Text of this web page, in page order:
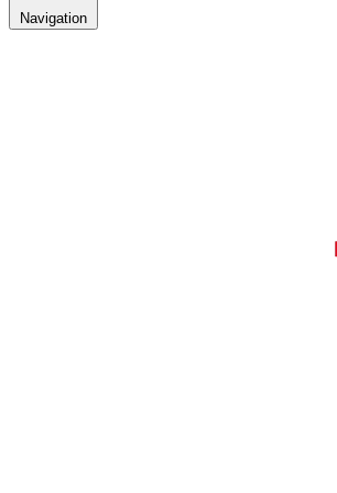
Navigation